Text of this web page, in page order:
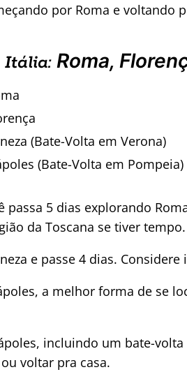
por Roma e voltando
Itália: Roma,
(Bate-Volta em Verona)
(Bate-Volta em Pompeia)
passa 5 dias explorando
da Toscana se tiver tempo.
e passe 4 dias.
a melhor forma de se
incluindo um bate-
voltar pra casa.